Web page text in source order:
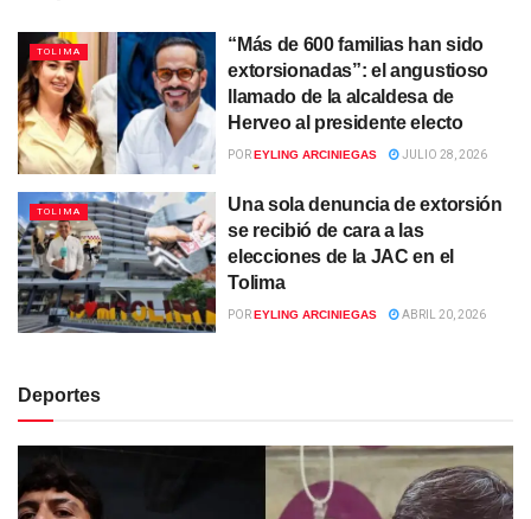
TOLIMA
“Más de 600 familias han sido
extorsionadas”: el angustioso
llamado de la alcaldesa de
Herveo al presidente electo
POREYLING ARCINIEGAS JULIO 28, 2026
TOLIMA
Una sola denuncia de extorsión
se recibió de cara a las
elecciones de la JAC en el
Tolima
POREYLING ARCINIEGAS ABRIL 20, 2026
Deportes